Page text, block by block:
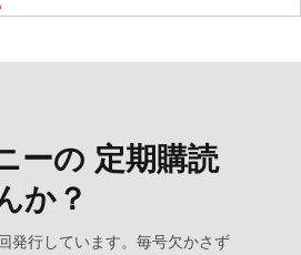
ーの 定期購読
か？
発行しています。毎号欠かさず